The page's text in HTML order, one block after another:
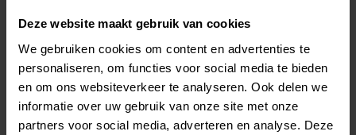
Deze website maakt gebruik van cookies
We gebruiken cookies om content en advertenties te
personaliseren, om functies voor social media te bieden
en om ons websiteverkeer te analyseren. Ook delen we
informatie over uw gebruik van onze site met onze
partners voor social media, adverteren en analyse. Deze
Abonneer je op onze nieuwsbrief
Blijf op de hoogte van alle acties die wij je aanbieden!
Abonneer